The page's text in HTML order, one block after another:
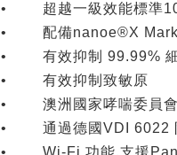
• 超越一級效能標準
• 配備nanoe®X Mark
• 有效抑制 99.99% 細
• 有效抑制致敏原
• 澳洲國家哮喘委員會
• 通過德國VDI 6022
• Wi-Fi 功能,支援